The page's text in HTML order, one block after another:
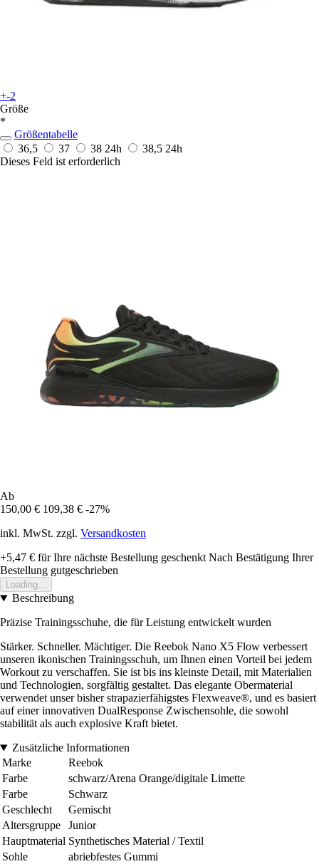
+-2
Größe
*
Größentabelle
36,5
37 38 24h 38,5 24h
Dieses Feld ist erforderlich
Ab
150,00 € 109,38 € -27%
inkl. MwSt. zzgl. Versandkosten
+5,47 € für Ihre nächste Bestellung geschenkt Nach Bestätigung Ihrer
Bestellung gutgeschrieben
Loading...
Beschreibung
Präzise Trainingsschuhe, die für Leistung entwickelt wurden
Stärker. Schneller. Mächtiger. Die Reebok Nano X5 Flow verbessert
unseren ikonischen Trainingsschuh, um Ihnen einen Vorteil bei jedem
Workout zu verschaffen. Sie ist bis ins kleinste Detail, mit Materialien
und Technologien, sorgfältig gestaltet. Das elegante Obermaterial
verwendet unser bisher strapazierfähigstes Flexweave®, und es basiert
auf einer innovativen DualResponse Zwischensohle, die sowohl
stabilität als auch explosive Kraft bietet.
Zusätzliche Informationen
Marke
Reebok
Farbe
schwarz/Arena Orange/digitale Limette
Farbe
Schwarz
Geschlecht
Gemischt
Altersgruppe
Junior
Hauptmaterial Synthetisches Material / Textil
Sohle
abriebfestes Gummi